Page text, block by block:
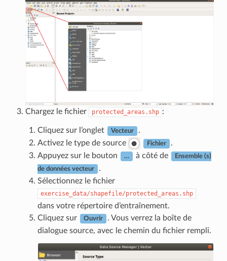
Chargez le fichier protected_areas.shp :
Cliquez sur l’onglet Vecteur
.
Activez le type de source
Fichier
.
Appuyez sur le bouton
… à côté de Ensemble (s)
de données vecteur
.
Sélectionnez le fichier
exercise_data/shapefile/protected_areas.shp
dans votre répertoire d’entraînement.
Cliquez sur
Ouvrir
. Vous verrez la boîte de
dialogue source, avec le chemin du fichier rempli.